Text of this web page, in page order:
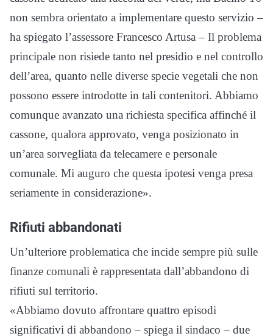
non sembra orientato a implementare questo servizio –
ha spiegato l’assessore Francesco Artusa – Il problema
principale non risiede tanto nel presidio e nel controllo
dell’area, quanto nelle diverse specie vegetali che non
possono essere introdotte in tali contenitori. Abbiamo
comunque avanzato una richiesta specifica affinché il
cassone, qualora approvato, venga posizionato in
un’area sorvegliata da telecamere e personale
comunale. Mi auguro che questa ipotesi venga presa
seriamente in considerazione».
Rifiuti abbandonati
Un’ulteriore problematica che incide sempre più sulle
finanze comunali è rappresentata dall’abbandono di
rifiuti sul territorio.
«Abbiamo dovuto affrontare quattro episodi
significativi di abbandono – spiega il sindaco – due